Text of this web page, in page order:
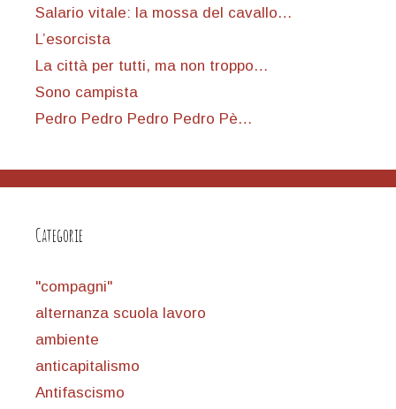
Salario vitale: la mossa del cavallo…
L’esorcista
La città per tutti, ma non troppo…
Sono campista
Pedro Pedro Pedro Pedro Pè…
Categorie
"compagni"
alternanza scuola lavoro
ambiente
anticapitalismo
Antifascismo